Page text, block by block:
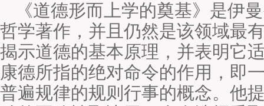
《道德形而上学的奠基》是伊
哲学著作，并且仍然是该领域最
揭示道德的基本原理，并表明它
康德所指的绝对命令的作用，即
普遍规律的规则行事的概念。他